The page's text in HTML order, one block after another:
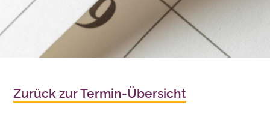
Zurück zur Termin-Übersicht